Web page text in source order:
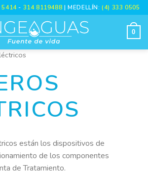
5414- 314 8119488 | MEDELLÍN:(4) 333 0505
0
están los dispositivos de
de los componentes
de Tratamiento.